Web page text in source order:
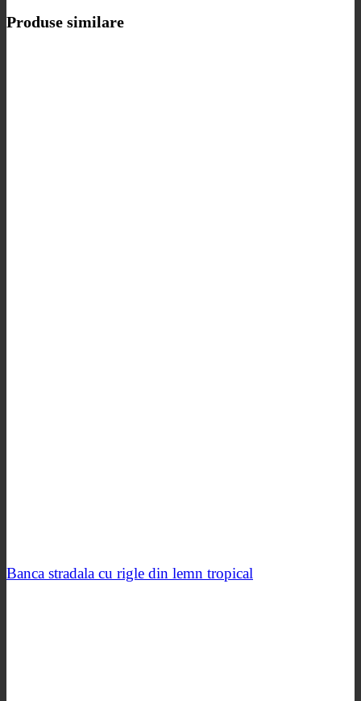
Produse similare
Banca stradala cu rigle din lemn tropical